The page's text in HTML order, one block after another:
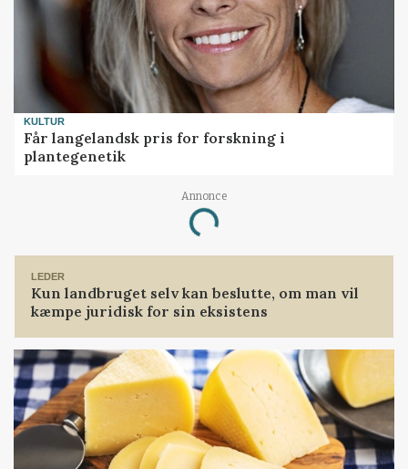
KULTUR
Får langelandsk pris for forskning i
plantegenetik
Annonce
Loading...
LEDER
Kun landbruget selv kan beslutte, om man vil
kæmpe juridisk for sin eksistens